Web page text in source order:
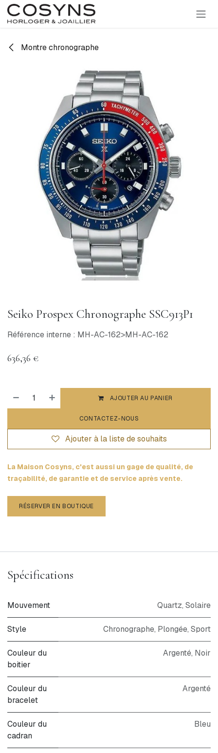
SE RENDRE AU CONTENU
Montre chronographe
Seiko Prospex Chronographe SSC913P1
Référence interne : MH-AC-162>MH-AC-162
636,36 €
AJOUTER AU PANIER
CONTACTEZ-NOUS
Ajouter à la liste de souhaits
La Maison Cosyns, c'est aussi un gage de qualité, de
traçabilité, de garantie et de service après vente.
RÉSERVER EN BOUTIQUE
Spécifications
Mouvement Quartz, Solaire
Style Chronographe, Plongée, Sport
Couleur du
boitier
Argenté, Noir
Couleur du
bracelet
Argenté
Couleur du
cadran
Bleu